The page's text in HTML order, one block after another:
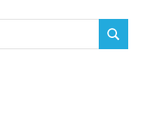
ZOEKEN